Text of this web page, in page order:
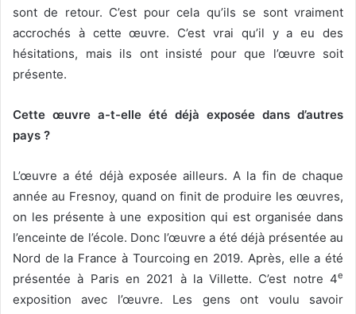
sont de retour. C’est pour cela qu’ils se sont vraiment
accrochés à cette œuvre. C’est vrai qu’il y a eu des
hésitations, mais ils ont insisté pour que l’œuvre soit
présente.
Cette œuvre a-t-elle été déjà exposée dans d’autres
pays ?
L’œuvre a été déjà exposée ailleurs. A la fin de chaque
année au Fresnoy, quand on finit de produire les œuvres,
on les présente à une exposition qui est organisée dans
l’enceinte de l’école. Donc l’œuvre a été déjà présentée au
Nord de la France à Tourcoing en 2019. Après, elle a été
présentée à Paris en 2021 à la Villette. C’est notre 4e
exposition avec l’œuvre. Les gens ont voulu savoir